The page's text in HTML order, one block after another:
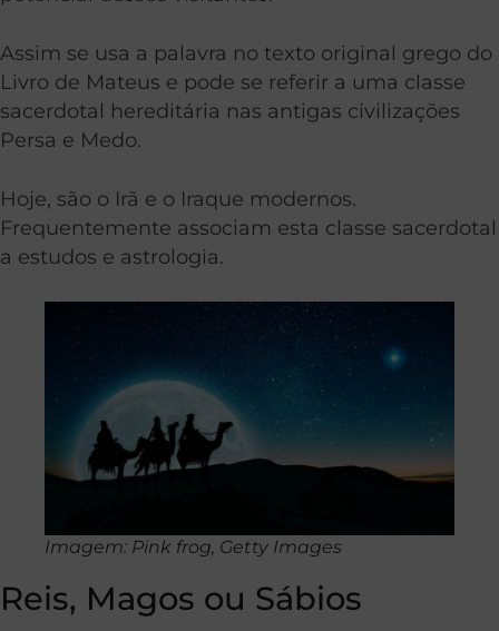
Assim se usa a palavra no texto original grego do
Livro de Mateus e pode se referir a uma classe
sacerdotal hereditária nas antigas civilizações
Persa e Medo.
Hoje, são o Irã e o Iraque modernos.
Frequentemente associam esta classe sacerdotal
a estudos e astrologia.
Imagem: Pink frog, Getty Images
Reis, Magos ou Sábios